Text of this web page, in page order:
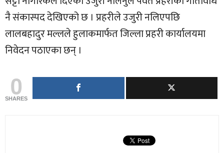
नै संकास्पद देखिएको छ । प्रहरीले उजुरी नलिएपछि
लालबहादुर मल्लले हुलाकमार्फत जिल्ला प्रहरी कार्यालयमा
निवेदन पठाएका छन् ।
0
SHARES